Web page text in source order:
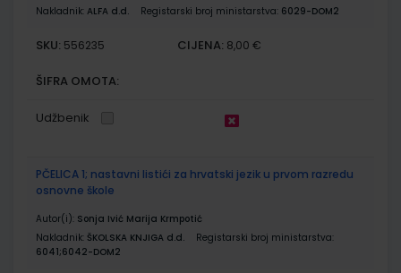
Nakladnik: ALFA d.d. Registarski broj ministarstva: 6029-DOM2
SKU: 556235 CIJENA: 8,00 €
ŠIFRA OMOTA:
Udžbenik
PČELICA 1; nastavni listići za hrvatski jezik u prvom razredu
osnovne škole
Autor(i): Sonja Ivić Marija Krmpotić
Nakladnik: ŠKOLSKA KNJIGA d.d.
Registarski broj ministarstva:
6041;6042-DOM2